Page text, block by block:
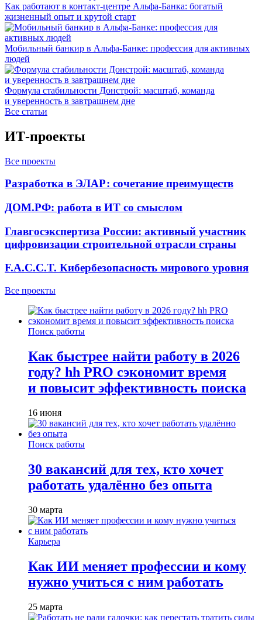
Как работают в контакт-центре Альфа-Банка: богатый
жизненный опыт и крутой старт
Мобильный банкир в Альфа-Банке: профессия для активных
людей
Формула стабильности Донстрой: масштаб, команда
и уверенность в завтрашнем дне
Все статьи
ИТ-проекты
Все проекты
Разработка в ЭЛАР: сочетание преимуществ
ДОМ.РФ: работа в ИТ со смыслом
Главгосэкспертиза России: активный участник
цифровизации строительной отрасли страны
F.A.C.C.T. Кибербезопасность мирового уровня
Все проекты
Поиск работы
Как быстрее найти работу в 2026
году? hh PRO сэкономит время
и повысит эффективность поиска
16 июня
Поиск работы
30 вакансий для тех, кто хочет
работать удалённо без опыта
30 марта
Карьера
Как ИИ меняет профессии и кому
нужно учиться с ним работать
25 марта